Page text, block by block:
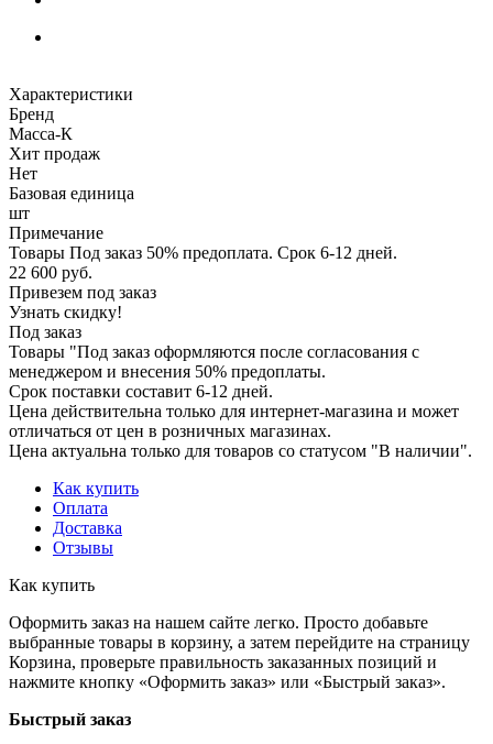
Характеристики
Бренд
Масса-К
Хит продаж
Нет
Базовая единица
шт
Примечание
Товары Под заказ 50% предоплата. Срок 6-12 дней.
22 600 руб.
Привезем под заказ
Узнать скидку!
Под заказ
Товары "Под заказ оформляются после согласования с
менеджером и внесения 50% предоплаты.
Срок поставки составит 6-12 дней.
Цена действительна только для интернет-магазина и может
отличаться от цен в розничных магазинах.
Цена актуальна только для товаров со статусом "В наличии".
Как купить
Оплата
Доставка
Отзывы
Как купить
Оформить заказ на нашем сайте легко. Просто добавьте
выбранные товары в корзину, а затем перейдите на страницу
Корзина, проверьте правильность заказанных позиций и
нажмите кнопку «Оформить заказ» или «Быстрый заказ».
Быстрый заказ